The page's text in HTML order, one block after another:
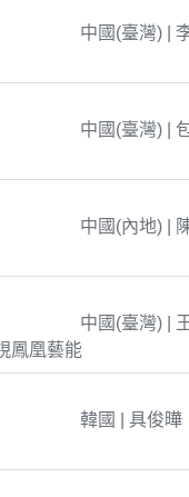
中國(臺灣) |
中國(臺灣) |
中國(內地) |
中國(臺灣) |
鳳凰藝能
韓國 | 具俊曄